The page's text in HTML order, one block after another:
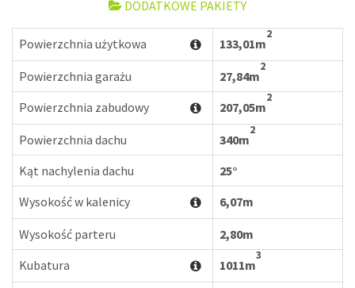
DODATKOWE PAKIETY
Powierzchnia użytkowa 133,01m
2
Powierzchnia garażu 27,84m
2
Powierzchnia zabudowy 207,05m
2
Powierzchnia dachu 340m
2
Kąt nachylenia dachu
25°
Wysokość w kalenicy
6,07m
Wysokość parteru
2,80m
Kubatura
1011m
3